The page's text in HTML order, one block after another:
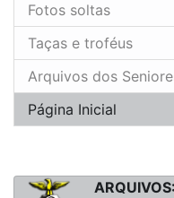
Fotos soltas
Taças e troféus
Arquivos dos
Página Inicial
ARQUIVOS: